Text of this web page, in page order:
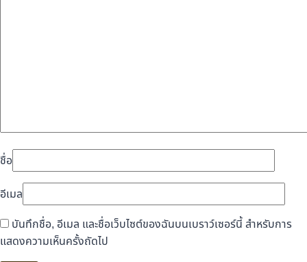
ชื่อ
อีเมล
บันทึกชื่อ, อีเมล และชื่อเว็บไซต์ของฉันบนเบราว์เซอร์นี้ สำหรับการ
แสดงความเห็นครั้งถัดไป